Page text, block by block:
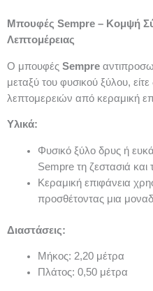
Μπουφές Sempre – Κομψή
Λεπτομέρειας
Ο μπουφές Sempre
μεταξύ του φυσικού ξύλου,
λεπτομερειών από κεραμική
Υλικά:
Φυσικό ξύλο δρυς ή
Sempre τη ζεστασιά και
Κεραμική επιφάνεια
προσθέτοντας μια
Διαστάσεις:
Μήκος: 2,20 μέτρα
Πλάτος: 0,50 μέτρα